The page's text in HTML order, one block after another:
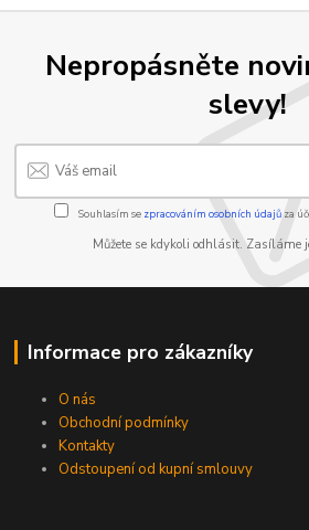
Nepropásněte
slevy!
Souhlasím se zpracováním osobních údajůza
Můžete se kdykoli odhlásit. Zasíláme
Informace pro zákazníky
O nás
Obchodní podmínky
Kontakty
Odstoupení od kupní smlouvy